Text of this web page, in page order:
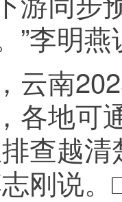
”李明燕
南
各地可
查越
刚说。